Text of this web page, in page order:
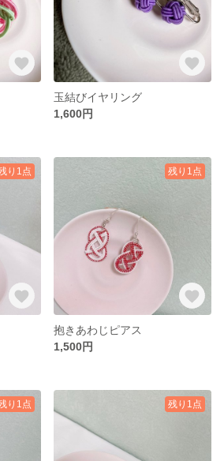
玉結びイヤリング
1,600円
り1点 残り1点
抱きあわじピアス
1,500円
り1点 残り1点